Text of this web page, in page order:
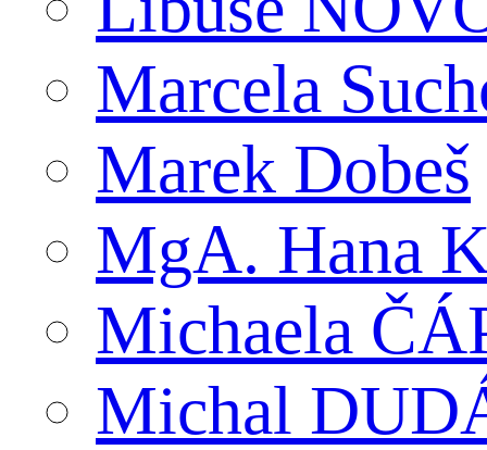
Marcela
Marek Dobeš
MgA. Hana
Michaela
Michal